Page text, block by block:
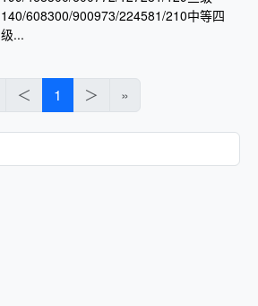
140/608300/900973/224581/210中等四
级...
＜ 1 ＞ »